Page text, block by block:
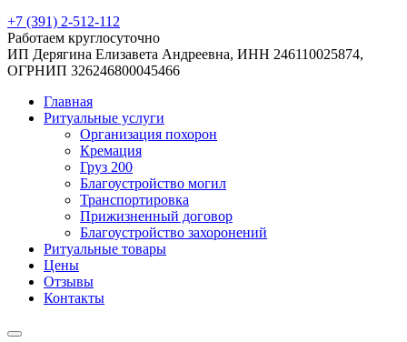
+7 (391) 2-512-112
Работаем круглосуточно
ИП Дерягина Елизавета Андреевна, ИНН 246110025874,
ОГРНИП 326246800045466
Главная
Ритуальные услуги
Организация похорон
Кремация
Груз 200
Благоустройство могил
Транспортировка
Прижизненный договор
Благоустройство захоронений
Ритуальные товары
Цены
Отзывы
Контакты